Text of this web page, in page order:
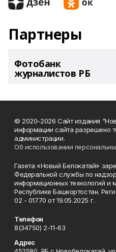
Партнеры
Фотобанк
журналистов РБ
© 2020-2026 Сайт издания
информации сайта разрешено
администрации.
Об использовании
Газета «Новый Белокатай»
Федеральной службы по
информационных технологий и
Республике Башкортостан.
02 - 01770 от 19.05.2025 г.
Телефон
8(34750) 2-11-63
Адрес